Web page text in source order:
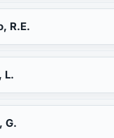
R.E.
L.
G.